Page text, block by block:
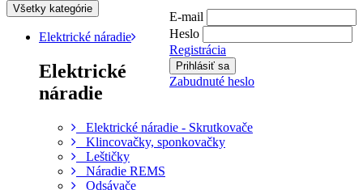
E-mail
Heslo
Registrácia
Zabudnuté heslo
Všetky kategórie
Elektrické náradie
Elektrické
náradie
Elektrické náradie - Skrutkovače
Klincovačky, sponkovačky
Leštičky
Náradie REMS
Odsávače